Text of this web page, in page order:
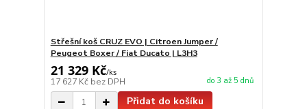
Střešní koš CRUZ EVO | Citroen Jumper /
Peugeot Boxer / Fiat Ducato | L3H3
21 329 Kč/ks
17 627 Kč bez DPH do 3 až 5 dnů
Přidat do košíku